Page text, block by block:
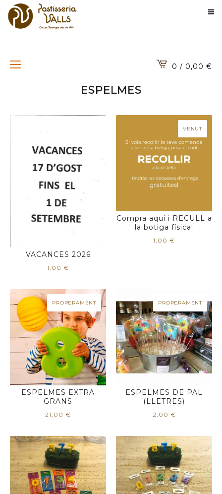
0 / 0,00 €
ESPELMES
VACANCES 2026
1,00 €
Compra aquí i RECULL a
la botiga física!
1,00 €
VENUT
ESPELMES EXTRA
GRANS
21,00 €
PROPERAMENT
ESPELMES DE PAL
(LLETRES)
2,00 €
PROPERAMENT